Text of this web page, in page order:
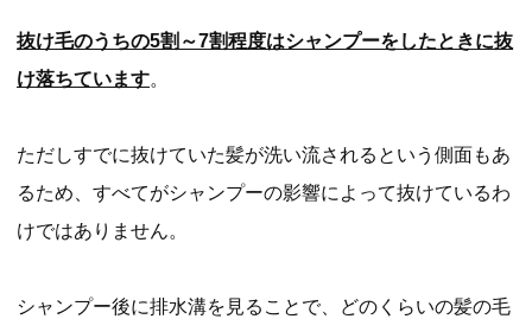
抜け毛のうちの5割～7割程度はシャンプーをしたときに抜
け落ちています。
ただしすでに抜けていた髪が洗い流されるという側面もあ
るため、すべてがシャンプーの影響によって抜けているわ
けではありません。
シャンプー後に排水溝を見ることで、どのくらいの髪の毛